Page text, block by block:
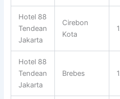
Hotel 88
Tendean
Jakarta
Cirebon
Kota
Hotel 88
Tendean
Jakarta
Brebes